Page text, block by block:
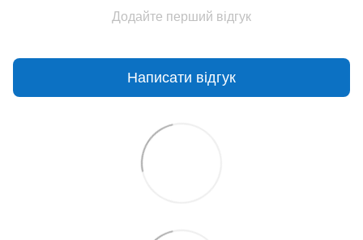
Додайте перший відгук
Написати відгук